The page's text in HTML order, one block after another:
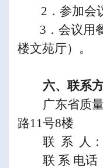
2 ．参加会
3 ．会议用
楼文苑厅）。
六、联系
广东省质
路11号8楼
联 系 人：
联 系 电话